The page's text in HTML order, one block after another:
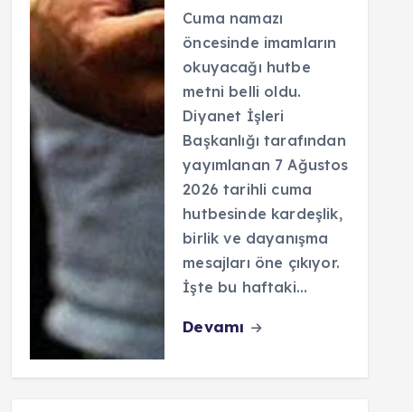
Cuma namazı
öncesinde imamların
okuyacağı hutbe
metni belli oldu.
Diyanet İşleri
Başkanlığı tarafından
yayımlanan 7 Ağustos
2026 tarihli cuma
hutbesinde kardeşlik,
birlik ve dayanışma
mesajları öne çıkıyor.
İşte bu haftaki…
Devamı